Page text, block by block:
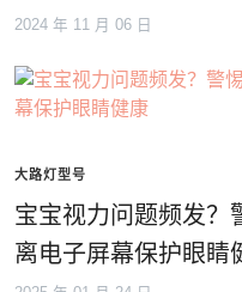
2024 年 11 月 06 日
大路灯型号
宝宝视力问题频发？
离电子屏幕保护眼睛